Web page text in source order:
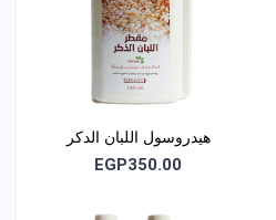
هيدروسول اللبان الدكر
EGP350.00